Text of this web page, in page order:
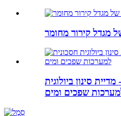
מדיית סינון ביולוגית
שפכים ומים